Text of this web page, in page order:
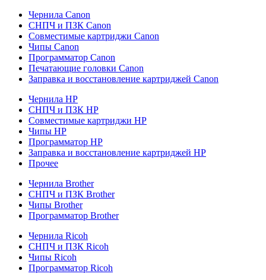
Чернила Canon
СНПЧ и ПЗК Canon
Совместимые картриджи Canon
Чипы Canon
Программатор Canon
Печатающие головки Canon
Заправка и восстановление картриджей Canon
Чернила HP
СНПЧ и ПЗК HP
Совместимые картриджи HP
Чипы HP
Программатор HP
Заправка и восстановление картриджей HP
Прочее
Чернила Brother
СНПЧ и ПЗК Brother
Чипы Brother
Программатор Brother
Чернила Ricoh
СНПЧ и ПЗК Ricoh
Чипы Ricoh
Программатор Ricoh